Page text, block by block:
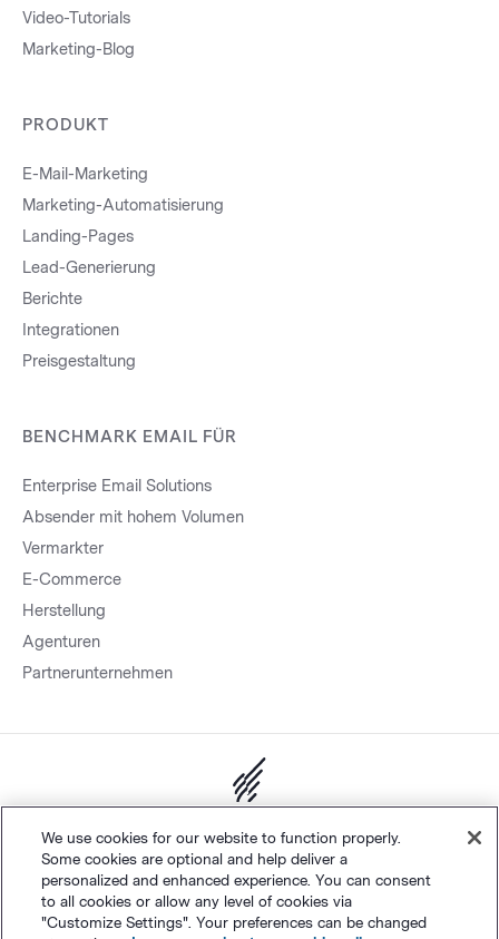
Video-Tutorials
Marketing-Blog
PRODUKT
E-Mail-Marketing
Marketing-Automatisierung
Landing-Pages
Lead-Generierung
Berichte
Integrationen
Preisgestaltung
BENCHMARK EMAIL FÜR
Enterprise Email Solutions
Absender mit hohem Volumen
Vermarkter
E-Commerce
Herstellung
Agenturen
Partnerunternehmen
Polaris Software, LLC
Deutsch
We use cookies for our website to function properly.
Some cookies are optional and help deliver a
personalized and enhanced experience. You can consent
to all cookies or allow any level of cookies via
"Customize Settings". Your preferences can be changed